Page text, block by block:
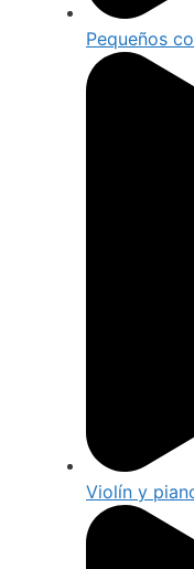
Pequeños
Violín y